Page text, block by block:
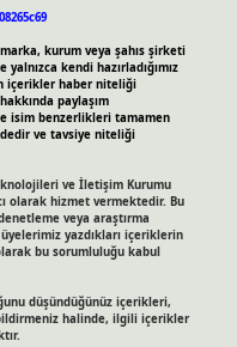
kurum veya şahıs şirketi
kendi hazırladığımız
içerikler haber niteliği
paylaşım
isim benzerlikleri tamamen
ve tavsiye niteliği
ve İletişim Kurumu
olarak hizmet vermektedir. Bu
veya araştırma
yazdıkları içeriklerin
bu sorumluluğu kabul
düşündüğünüz içerikleri,
halinde, ilgili içerikler